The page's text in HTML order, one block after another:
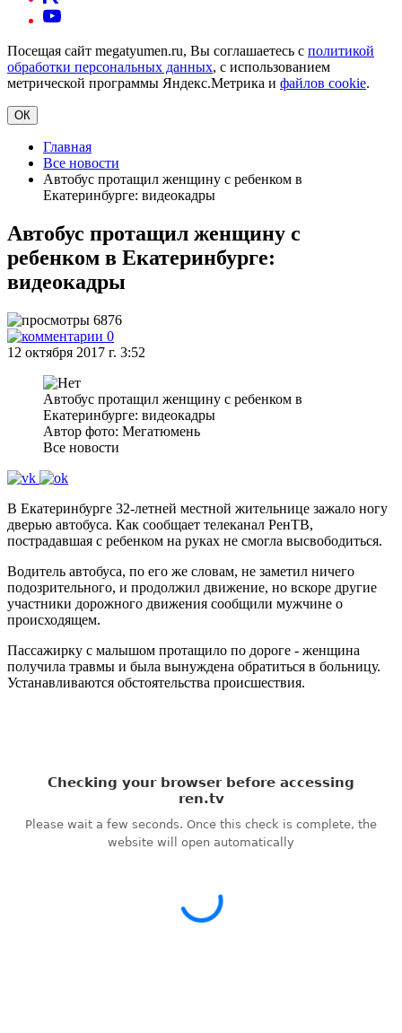
Посещая сайт megatyumen.ru, Вы соглашаетесь с политикой
обработки персональных данных, с использованием
метрической программы Яндекс.Метрика и файлов cookie.
ОК
Главная
Все новости
Автобус протащил женщину с ребенком в
Екатеринбурге: видеокадры
Автобус протащил женщину с
ребенком в Екатеринбурге:
видеокадры
6876
0
12 октября 2017 г. 3:52
Автобус протащил женщину с ребенком в
Екатеринбурге: видеокадры
Автор фото: Мегатюмень
Все новости
В Екатеринбурге 32-летней местной жительнице зажало ногу
дверью автобуса. Как сообщает телеканал РенТВ,
пострадавшая с ребенком на руках не смогла высвободиться.
Водитель автобуса, по его же словам, не заметил ничего
подозрительного, и продолжил движение, но вскоре другие
участники дорожного движения сообщили мужчине о
происходящем.
Пассажирку с малышом протащило по дороге - женщина
получила травмы и была вынуждена обратиться в больницу.
Устанавливаются обстоятельства происшествия.